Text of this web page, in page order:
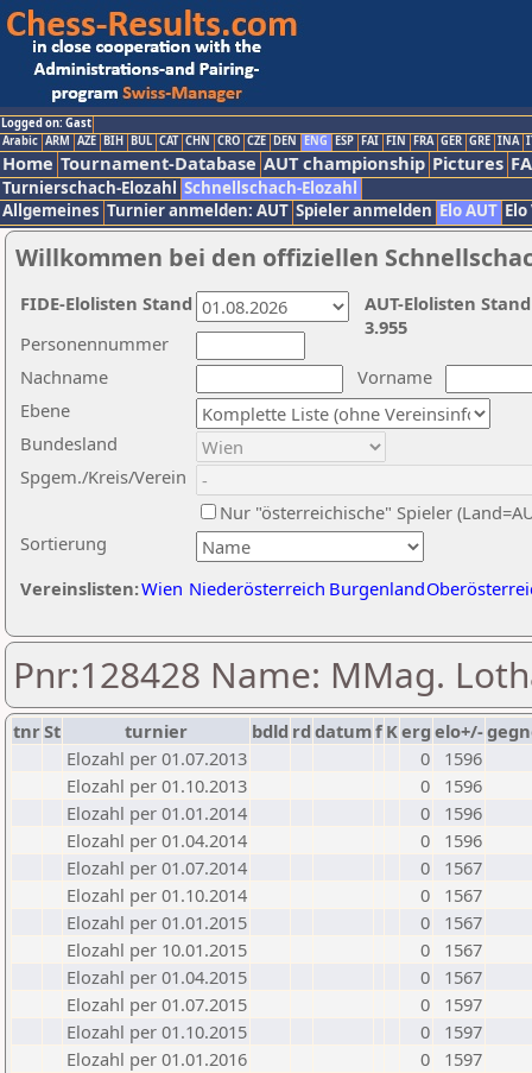
Logged on: Gast
Arabic ARM AZE BIH BUL CAT CHN CRO CZE DEN ENG ESP FAI FIN FRA GER GRE INA
Home Tournament-Database AUT championship Pictures
Turnierschach-Elozahl Schnellschach-Elozahl
Allgemeines Turnier anmelden: AUT Spieler anmelden Elo AUT
Willkommen bei den offiziellen
Nachname
Vorname
Ebene
Sortierung
Personennummer
Bundesland
Spgem./Kreis/Verein
Nur "österreichische" Spieler
Vereinslisten:Wien Niederösterreich Burgenland
AUT-Elolisten
3.955
FIDE-Elolisten Stand
Pnr:128428 Name: MMag.
tnrSt turnier bdld rd datumf Kerg elo+/-
Elozahl per 01.07.2013
0
1596
Elozahl per 01.10.2013
0
1596
Elozahl per 01.01.2014
0
1596
Elozahl per 01.04.2014
0
1596
Elozahl per 01.07.2014
0
1567
Elozahl per 01.10.2014
0
1567
Elozahl per 01.01.2015
0
1567
Elozahl per 10.01.2015
0
1567
Elozahl per 01.04.2015
0
1567
Elozahl per 01.07.2015
0
1597
Elozahl per 01.10.2015
0
1597
Elozahl per 01.01.2016
0
1597